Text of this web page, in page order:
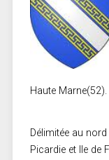
Haute Marne(52).
Délimitée au
Picardie et Ile de